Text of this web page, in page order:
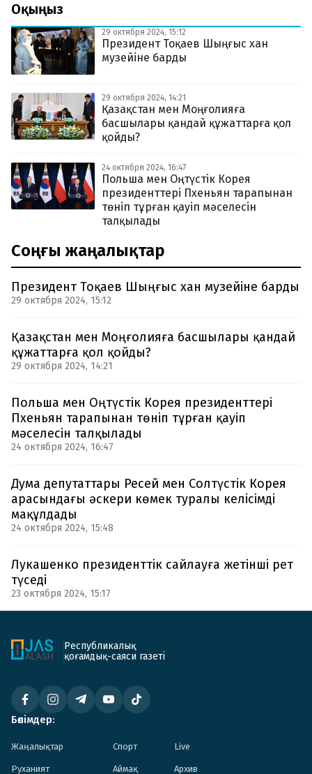
Оқыңыз
29 октября 2024, 15:12
Президент Тоқаев Шыңғыс хан
музейіне барды
29 октября 2024, 14:21
Қазақстан мен Моңғолияға
басшылары қандай құжаттарға қол
қойды?
24 октября 2024, 16:47
Польша мен Оңтүстік Корея
президенттері Пхеньян тарапынан
төніп тұрған қауіп мәселесін
талқылады
Соңғы жаңалықтар
Президент Тоқаев Шыңғыс хан музейіне барды
29 октября 2024, 15:12
Қазақстан мен Моңғолияға басшылары қандай
құжаттарға қол қойды?
29 октября 2024, 14:21
Польша мен Оңтүстік Корея президенттері
Пхеньян тарапынан төніп тұрған қауіп
мәселесін талқылады
24 октября 2024, 16:47
Дума депутаттары Ресей мен Солтүстік Корея
арасындағы әскери көмек туралы келісімді
мақұлдады
24 октября 2024, 15:48
Лукашенко президенттік сайлауға жетінші рет
түседі
23 октября 2024, 15:17
Республикалық
қоғамдық-саяси газеті
Бөлімдер:
Жаңалықтар Спорт Live
Руханият Аймақ Архив